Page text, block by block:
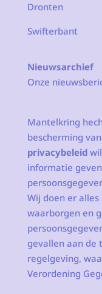
Dronten
Swifterbant
Nieuwsarchief
Onze
Mantelkring
bescherming
privacybeleid
informatie
Wij doen er
waarborgen en
gevallen aan de
regelgeving,
Verordening